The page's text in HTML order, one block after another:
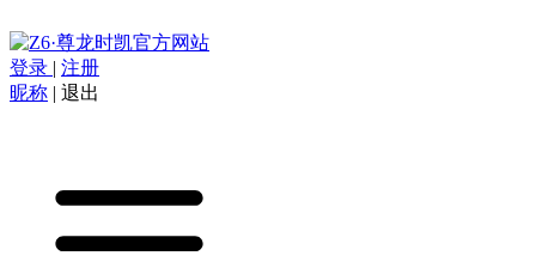
登录 | 注册
昵称 | 退出